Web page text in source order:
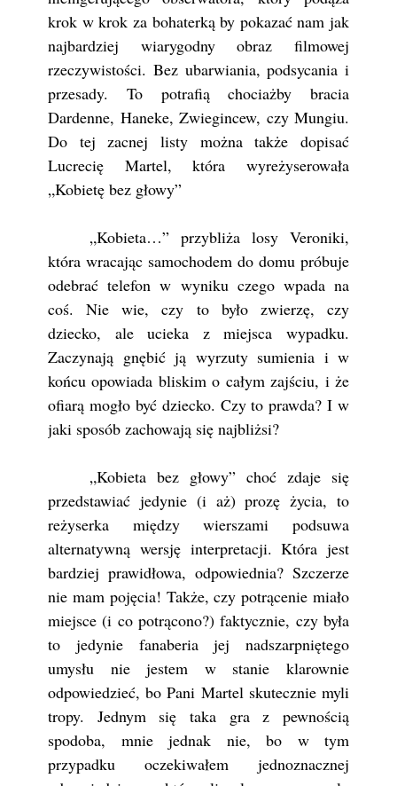
krok w krok za bohaterką by pokazać nam jak
najbardziej wiarygodny obraz filmowej
rzeczywistości. Bez ubarwiania, podsycania i
przesady. To potrafią chociażby bracia
Dardenne, Haneke, Zwiegincew, czy Mungiu.
Do tej zacnej listy można także dopisać
Lucrecię Martel, która wyreżyserowała
„Kobietę bez głowy”
„Kobieta…” przybliża losy Veroniki,
która wracając samochodem do domu próbuje
odebrać telefon w wyniku czego wpada na
coś. Nie wie, czy to było zwierzę, czy
dziecko, ale ucieka z miejsca wypadku.
Zaczynają gnębić ją wyrzuty sumienia i w
końcu opowiada bliskim o całym zajściu, i że
ofiarą mogło być dziecko. Czy to prawda? I w
jaki sposób zachowają się najbliżsi?
„Kobieta bez głowy” choć zdaje się
przedstawiać jedynie (i aż) prozę życia, to
reżyserka między wierszami podsuwa
alternatywną wersję interpretacji. Która jest
bardziej prawidłowa, odpowiednia? Szczerze
nie mam pojęcia! Także, czy potrącenie miało
miejsce (i co potrącono?) faktycznie, czy była
to jedynie fanaberia jej nadszarpniętego
umysłu nie jestem w stanie klarownie
odpowiedzieć, bo Pani Martel skutecznie myli
tropy. Jednym się taka gra z pewnością
spodoba, mnie jednak nie, bo w tym
przypadku oczekiwałem jednoznacznej